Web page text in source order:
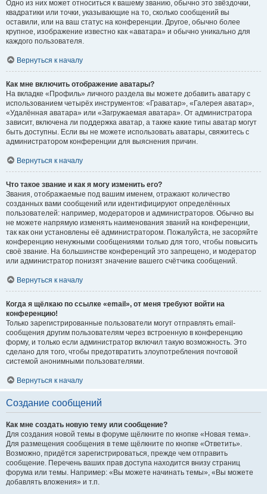
Одно из них может относиться к вашему званию, обычно это звёздочки,
квадратики или точки, указывающие на то, сколько сообщений вы
оставили, или на ваш статус на конференции. Другое, обычно более
крупное, изображение известно как «аватара» и обычно уникально для
каждого пользователя.
Вернуться к началу
Как мне включить отображение аватары?
На вкладке «Профиль» личного раздела вы можете добавить аватару с
использованием четырёх инструментов: «Граватар», «Галерея аватар»,
«Удалённая аватара» или «Загружаемая аватара». От администратора
зависит, включена ли поддержка аватар, а также какие типы аватар могут
быть доступны. Если вы не можете использовать аватары, свяжитесь с
администратором конференции для выяснения причин.
Вернуться к началу
Что такое звание и как я могу изменить его?
Звания, отображаемые под вашим именем, отражают количество
созданных вами сообщений или идентифицируют определённых
пользователей: например, модераторов и администраторов. Обычно вы
не можете напрямую изменять наименования званий на конференции,
так как они установлены её администратором. Пожалуйста, не засоряйте
конференцию ненужными сообщениями только для того, чтобы повысить
своё звание. На большинстве конференций это запрещено, и модератор
или администратор понизят значение вашего счётчика сообщений.
Вернуться к началу
Когда я щёлкаю по ссылке «email», от меня требуют войти на
конференцию!
Только зарегистрированные пользователи могут отправлять email-
сообщения другим пользователям через встроенную в конференцию
форму, и только если администратор включил такую возможность. Это
сделано для того, чтобы предотвратить злоупотребления почтовой
системой анонимными пользователями.
Вернуться к началу
Создание сообщений
Как мне создать новую тему или сообщение?
Для создания новой темы в форуме щёлкните по кнопке «Новая тема».
Для размещения сообщения в теме щёлкните по кнопке «Ответить».
Возможно, придётся зарегистрироваться, прежде чем отправить
сообщение. Перечень ваших прав доступа находится внизу страниц
форума или темы. Например: «Вы можете начинать темы», «Вы можете
добавлять вложения» и т.п.